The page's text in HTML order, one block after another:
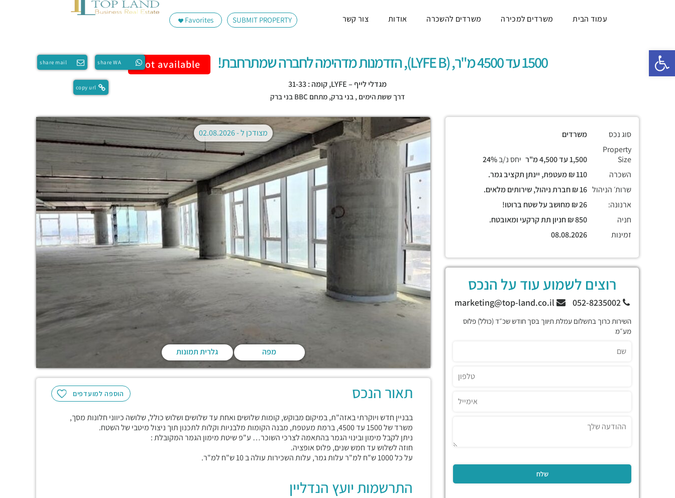
פתח סרגל נגישות
SUBMIT PROPERTY
Favorites עמוד הבית משרדים למכירה משרדים להשכרה אודות צור קשר
share WA
share mail
copy url
1500 עד 4500 מ"ר, (LYFE B), הזדמנות מדהימה לחברה שמתרחבת! Not available
מגדלי לייף – LYFE, קומה : 31-33
דרך ששת הימים , בני ברק, מתחם BBC בני ברק
מפה גלרית תמונות
מצודכן ל -
הוספה למועדפים תאור הנכס
בבניין חדש ויוקרתי באזה"ת, במיקום מבוקש, קומות שלושים ואחת עד שלושים ושלוש כולל, שלושה כיווני חלונות מסך,
משרד של 1500 עד 4500, ברמת מעטפת, מבנה הקומות מלבניות וקלות לתכנון תוך ניצול מיטבי של השטח.
ניתן לקבל מימון ובינוי הגמר בהתאמה לצרכי השוכר… ע"פ שיטת מימון הגמר המקובלת :
חוזה לשלוש עד חמש שנים, פלוס אופציה.
על כל 1000 ש"ח למ"ר עלות גמר, עלות השכירות עולה ב 10 ש"ח למ"ר.
התרשמות יועץ הנדליין
סוג נכס
משרדים
Property
Size
יחס נ/ב
השכרה
שרות׳ הניהול
ארנונה:
חניה
זמינות
רוצים לשמוע עוד על הנכס
השירות כרוך בתשלום עמלת תיווך בסך חודש שכ״ד (כולל) פלוס
מע״מ